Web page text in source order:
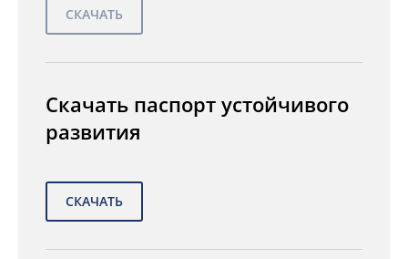
Скачать паспорт устойчивого
развития